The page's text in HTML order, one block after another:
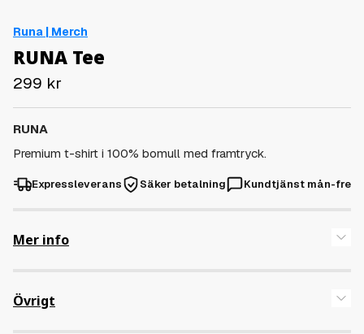
Runa | Merch
RUNA Tee
299 kr
RUNA
Premium t-shirt i 100% bomull med framtryck.
Expressleverans Säker betalning Kundtjänst mån-fre
Mer info
Övrigt